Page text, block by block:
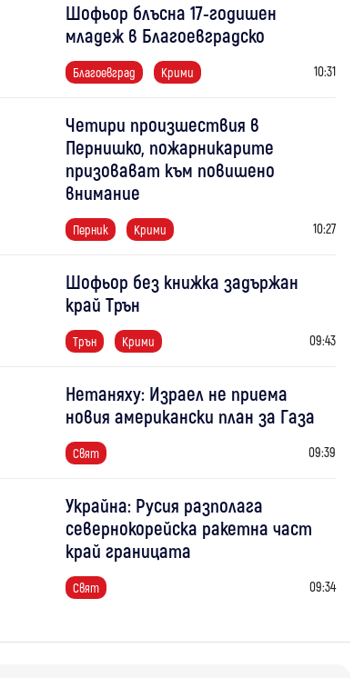
Шофьор блъсна 17-годишен
младеж в Благоевградско
Благоевград Крими 10:31
Четири произшествия в
Пернишко, пожарникарите
призовават към повишено
внимание
Перник Крими 10:27
Шофьор без книжка задържан
край Трън
Трън Крими 09:43
Нетаняху: Израел не приема
новия американски план за Газа
Свят 09:39
Украйна: Русия разполага
севернокорейска ракетна част
край границата
Свят 09:34